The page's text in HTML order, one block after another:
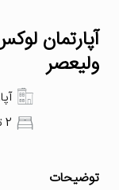
آپارتمان
ولیعصر
2 تعداد اتاق‌خواب
توضیحات